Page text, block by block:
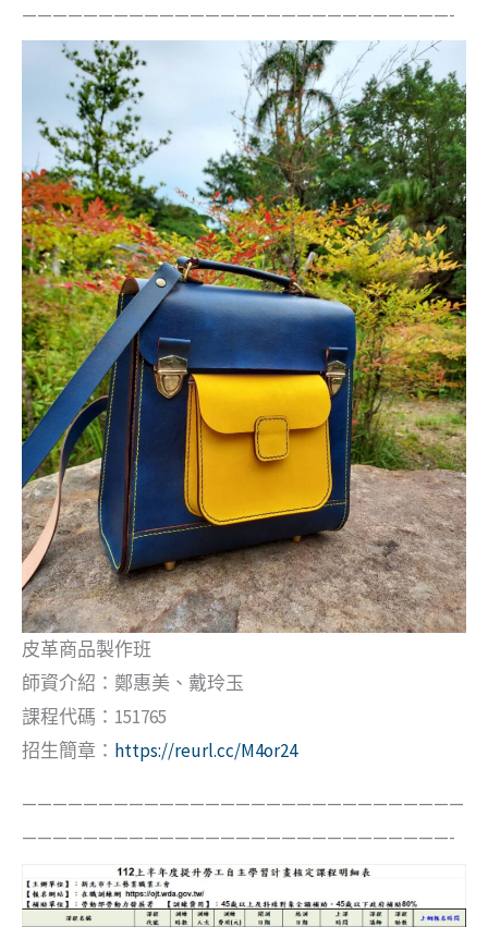
————————————————————————————-
皮革商品製作班
師資介紹：鄭惠美、戴玲玉
課程代碼：151765
招生簡章： https://reurl.cc/M4or24
—————————————————————————————
————————————————————————————-